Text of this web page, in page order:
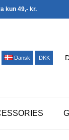
kun 49,- kr.
Dansk DKK